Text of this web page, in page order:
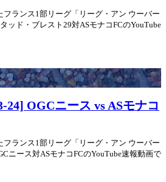
フランス1部リーグ「リーグ・アン ウーバー
ッド・ブレスト29対ASモナコFCのYouTube
24] OGCニース vs ASモナコ
フランス1部リーグ「リーグ・アン ウーバー
ニース対ASモナコFCのYouTube速報動画で